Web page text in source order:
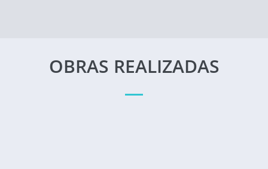
OBRAS REALIZADAS